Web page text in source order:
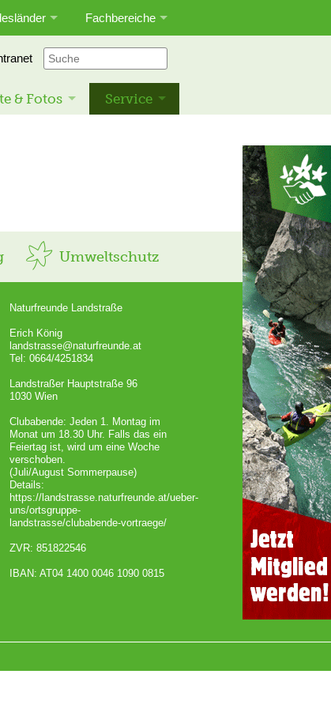
Fachbereiche
& Fotos Service
Umweltschutz
Naturfreunde Landstraße
Erich König
landstrasse@naturfreunde.at
Tel: 0664/4251834
Landstraßer Hauptstraße 96
1030 Wien
Clubabende: Jeden 1. Montag im
Monat um 18.30 Uhr. Falls das ein
Feiertag ist, wird um eine Woche
verschoben.
(Juli/August Sommerpause)
Details:
https://landstrasse.naturfreunde.at/ueber-
uns/ortsgruppe-
landstrasse/clubabende-vortraege/
ZVR: 851822546
IBAN: AT04 1400 0046 1090 0815